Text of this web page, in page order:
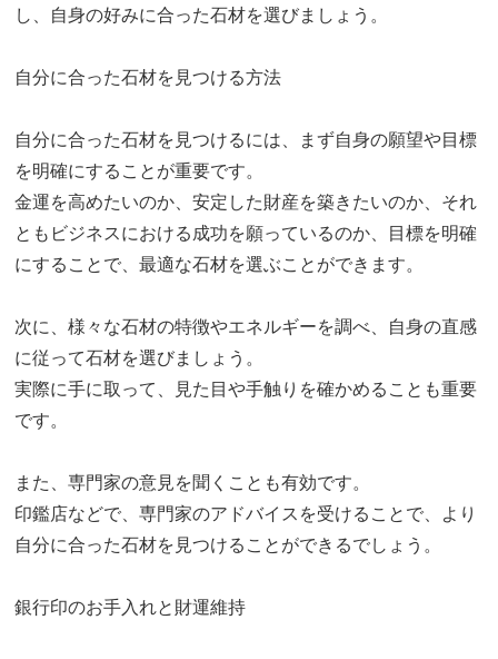
し、自身の好みに合った石材を選びましょう。
自分に合った石材を見つける方法
自分に合った石材を見つけるには、まず自身の願望や目標
を明確にすることが重要です。
金運を高めたいのか、安定した財産を築きたいのか、それ
ともビジネスにおける成功を願っているのか、目標を明確
にすることで、最適な石材を選ぶことができます。
次に、様々な石材の特徴やエネルギーを調べ、自身の直感
に従って石材を選びましょう。
実際に手に取って、見た目や手触りを確かめることも重要
です。
また、専門家の意見を聞くことも有効です。
印鑑店などで、専門家のアドバイスを受けることで、より
自分に合った石材を見つけることができるでしょう。
銀行印のお手入れと財運維持